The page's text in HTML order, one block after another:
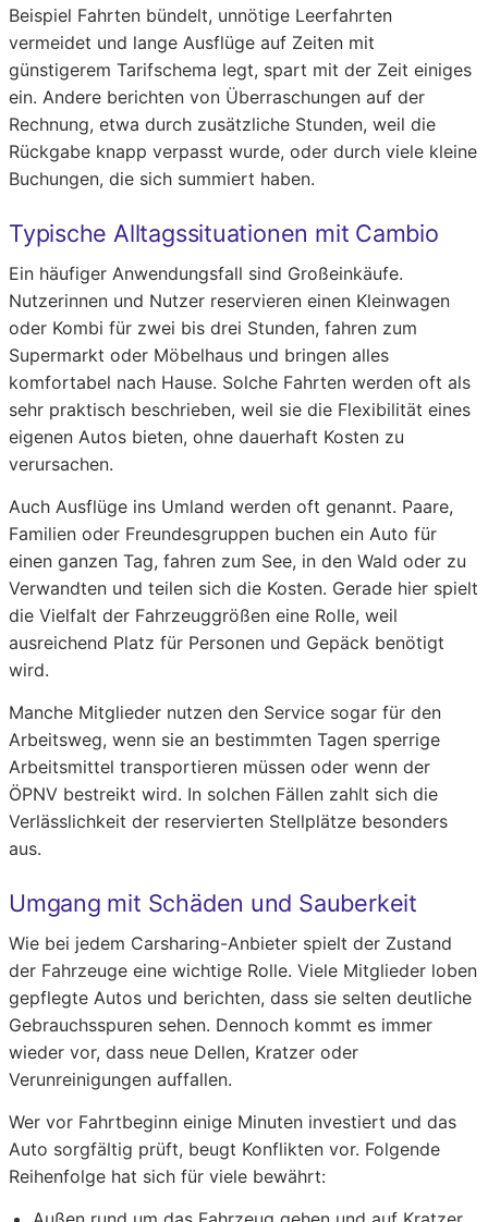
Beispiel Fahrten bündelt, unnötige Leerfahrten
vermeidet und lange Ausflüge auf Zeiten mit
günstigerem Tarifschema legt, spart mit der Zeit einiges
ein. Andere berichten von Überraschungen auf der
Rechnung, etwa durch zusätzliche Stunden, weil die
Rückgabe knapp verpasst wurde, oder durch viele kleine
Buchungen, die sich summiert haben.
Typische Alltagssituationen mit Cambio
Ein häufiger Anwendungsfall sind Großeinkäufe.
Nutzerinnen und Nutzer reservieren einen Kleinwagen
oder Kombi für zwei bis drei Stunden, fahren zum
Supermarkt oder Möbelhaus und bringen alles
komfortabel nach Hause. Solche Fahrten werden oft als
sehr praktisch beschrieben, weil sie die Flexibilität eines
eigenen Autos bieten, ohne dauerhaft Kosten zu
verursachen.
Auch Ausflüge ins Umland werden oft genannt. Paare,
Familien oder Freundesgruppen buchen ein Auto für
einen ganzen Tag, fahren zum See, in den Wald oder zu
Verwandten und teilen sich die Kosten. Gerade hier spielt
die Vielfalt der Fahrzeuggrößen eine Rolle, weil
ausreichend Platz für Personen und Gepäck benötigt
wird.
Manche Mitglieder nutzen den Service sogar für den
Arbeitsweg, wenn sie an bestimmten Tagen sperrige
Arbeitsmittel transportieren müssen oder wenn der
ÖPNV bestreikt wird. In solchen Fällen zahlt sich die
Verlässlichkeit der reservierten Stellplätze besonders
aus.
Umgang mit Schäden und Sauberkeit
Wie bei jedem Carsharing-Anbieter spielt der Zustand
der Fahrzeuge eine wichtige Rolle. Viele Mitglieder loben
gepflegte Autos und berichten, dass sie selten deutliche
Gebrauchsspuren sehen. Dennoch kommt es immer
wieder vor, dass neue Dellen, Kratzer oder
Verunreinigungen auffallen.
Wer vor Fahrtbeginn einige Minuten investiert und das
Auto sorgfältig prüft, beugt Konflikten vor. Folgende
Reihenfolge hat sich für viele bewährt: